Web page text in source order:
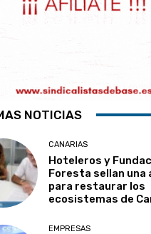
NOTICIAS
CANARIAS
Hoteleros y
Foresta sellan una
para restaurar los
ecosistemas de
EMPRESAS